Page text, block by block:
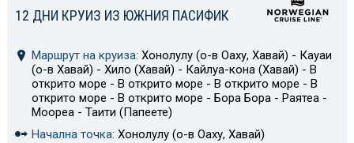
12 ДНИ КРУИЗ ИЗ ЮЖНИЯ ПАСИФИК
Маршрут на круиза: Хонолулу (о-в Оаху, Хавай) - Кауаи
(о-в Хавай) - Хило (Хавай) - Кайлуа-кона (Хавай) - В
открито море - В открито море - В открито море - В
открито море - В открито море - Бора Бора - Раятеа -
Моореа - Таити (Папеете)
Начална точка: Хонолулу (о-в Оаху, Хавай)